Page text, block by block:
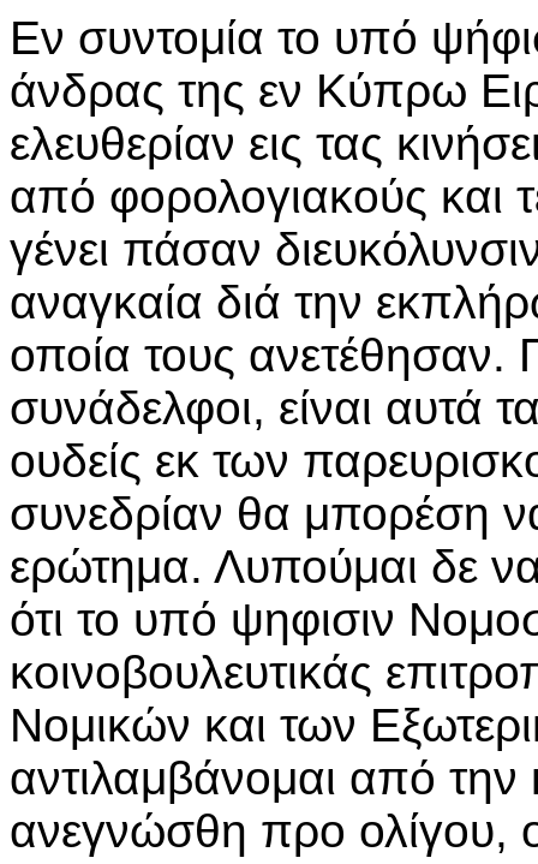
Εν συντομία το υπό
άνδρας της εν Κύπρω
ελευθερίαν εις τας
από φορολογιακούς και
γένει πάσαν
αναγκαία διά την
οποία τους ανετέθησαν.
συνάδελφοι, είναι αυτά
ουδείς εκ των
συνεδρίαν θα μπορέση
ερώτημα. Λυπούμαι δε
ότι το υπό ψηφισιν
κοινοβουλευτικάς
Νομικών και των
αντιλαμβάνομαι από την
ανεγνώσθη προ ολίγου,